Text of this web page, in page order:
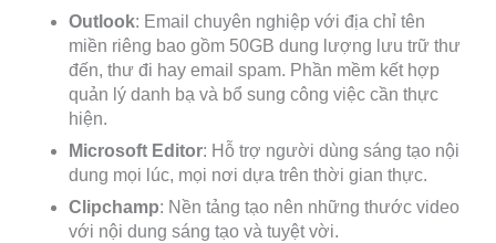
Outlook: Email chuyên nghiệp với địa chỉ tên
miền riêng bao gồm 50GB dung lượng lưu trữ thư
đến, thư đi hay email spam. Phần mềm kết hợp
quản lý danh bạ và bổ sung công việc cần thực
hiện.
Microsoft Editor: Hỗ trợ người dùng sáng tạo nội
dung mọi lúc, mọi nơi dựa trên thời gian thực.
Clipchamp: Nền tảng tạo nên những thước video
với nội dung sáng tạo và tuyệt vời.